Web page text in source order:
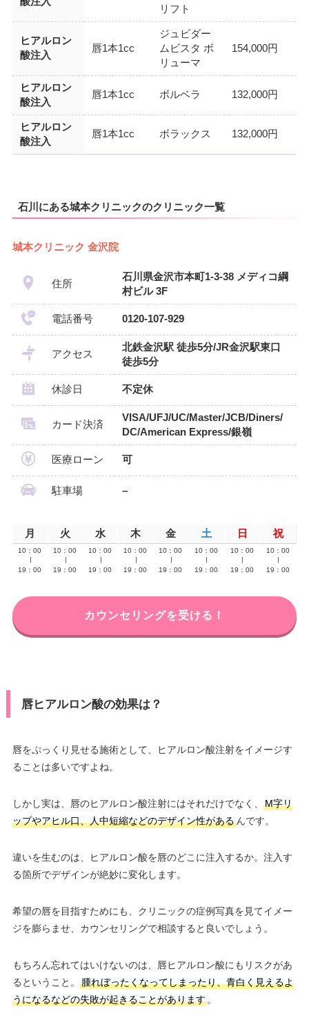
リフト
ヒアルロン
酸注入
唇1本1cc
ジュビダー
ムビスタ ボ
リューマ
154,000円
ヒアルロン
酸注入
唇1本1cc ボルベラ 132,000円
ヒアルロン
酸注入
唇1本1cc ボラックス 132,000円
石川にある城本クリニックのクリニック一覧
城本クリニック 金沢院
住所
石川県金沢市本町1-3-38 メディコ綱
村ビル 3F
電話番号 0120-107-929
アクセス
北鉄金沢駅 徒歩5分/JR金沢駅東口
徒歩5分
休診日 不定休
カード決済
VISA/UFJ/UC/Master/JCB/Diners/
DC/American Express/銀嶺
医療ローン 可
駐車場 –
月 火 水 木 金 土 日 祝
10：00
19：00
10：00
19：00
10：00
19：00
10：00
19：00
10：00
19：00
10：00
19：00
10：00
19：00
10：00
19：00
カウンセリングを受ける！
唇ヒアルロン酸の効果は？
唇をぷっくり見せる施術として、ヒアルロン酸注射をイメージす
ることは多いですよね。
しかし実は、唇のヒアルロン酸注射にはそれだけでなく、
M字リ
ップやアヒル口、人中短縮などのデザイン性があるんです。
違いを生むのは、ヒアルロン酸を唇のどこに注入するか。注入す
る箇所でデザインが絶妙に変化します。
希望の唇を目指すためにも、クリニックの症例写真を見てイメー
ジを膨らませ、カウンセリングで相談すると良いでしょう。
もちろん忘れてはいけないのは、唇ヒアルロン酸にもリスクがあ
るということ。
腫れぼったくなってしまったり、青白く見えるよ
うになるなどの失敗が起きることがあります。